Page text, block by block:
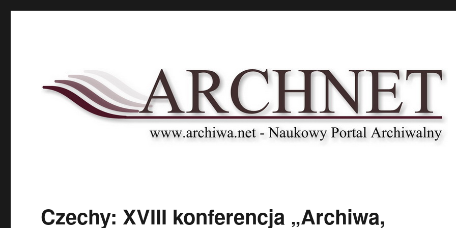
Czechy: XVIII konferencja „Archiwa,